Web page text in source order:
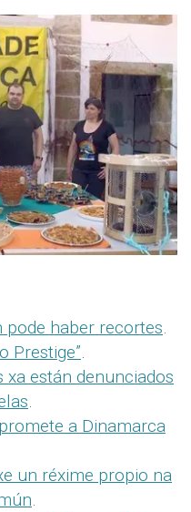
pode haber recortes
Prestige”
están denunciados
a Dinamarca
un réxime propio na